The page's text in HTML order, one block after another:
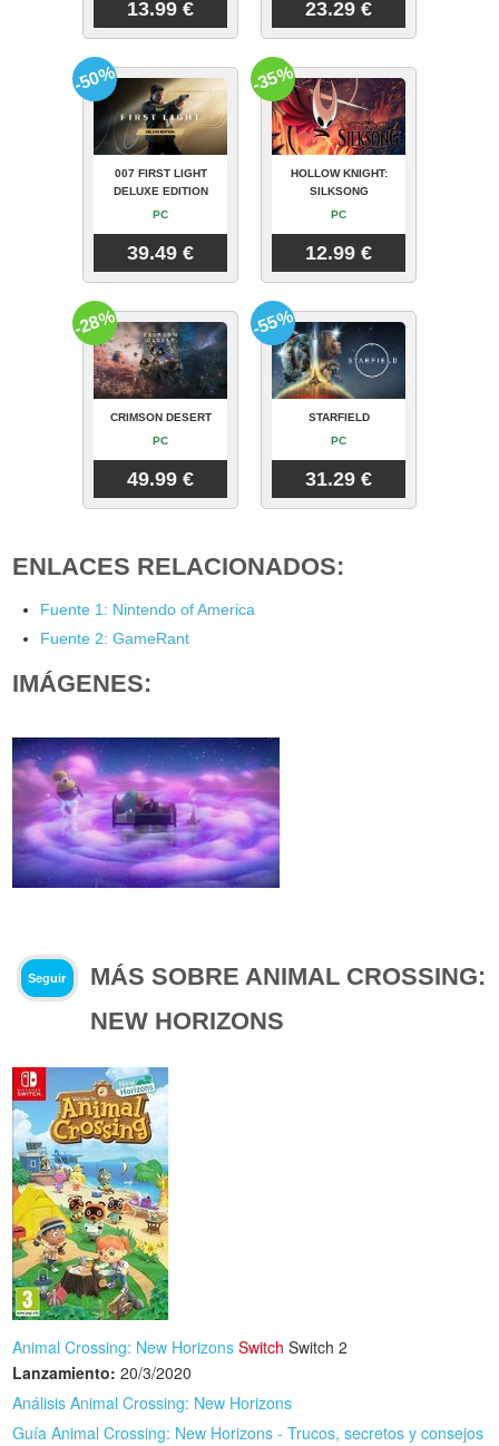
13.99 € 23.29 €
007 FIRST LIGHT
DELUXE EDITION
PC
39.49 €
-50%
HOLLOW KNIGHT:
SILKSONG
PC
12.99 €
-35%
CRIMSON DESERT
PC
49.99 €
-28%
STARFIELD
PC
31.29 €
-55%
ENLACES RELACIONADOS:
Fuente 1: Nintendo of America
Fuente 2: GameRant
IMÁGENES:
Seguir
MÁS SOBRE ANIMAL CROSSING:
NEW HORIZONS
Animal Crossing: New Horizons Switch Switch 2
Lanzamiento: 20/3/2020
Análisis Animal Crossing: New Horizons
Guía Animal Crossing: New Horizons - Trucos, secretos y consejos